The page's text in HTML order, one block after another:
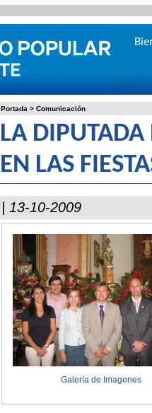
Portada > Comunicación
LA
EN LAS
| 13-10-2009
Galería de Imagenes